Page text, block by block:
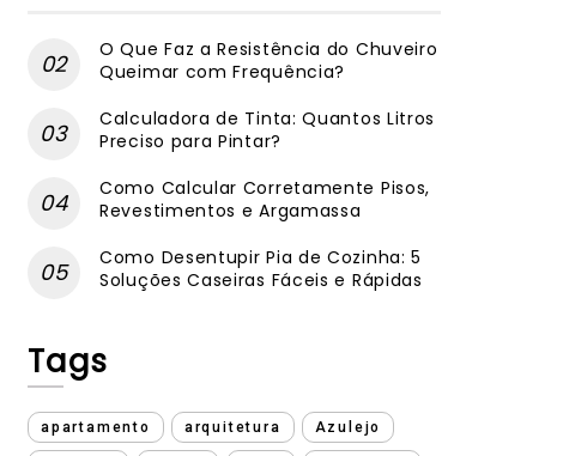
O Que Faz a Resistência do Chuveiro
Queimar com Frequência?
Calculadora de Tinta: Quantos Litros
Preciso para Pintar?
Como Calcular Corretamente Pisos,
Revestimentos e Argamassa
Como Desentupir Pia de Cozinha: 5
Soluções Caseiras Fáceis e Rápidas
Tags
apartamento arquitetura Azulejo